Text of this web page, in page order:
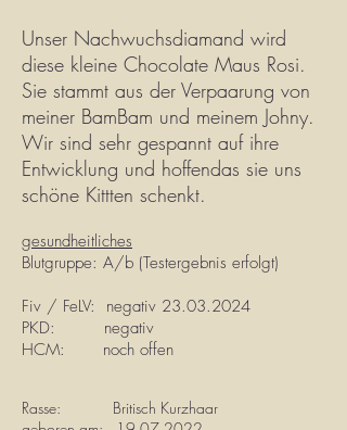
Unser Nachwuchsdiamand wird
diese kleine Chocolate Maus Rosi.
Sie stammt aus der Verpaarung von
meiner BamBam und meinem Johny.
Wir sind sehr gespannt auf ihre
Entwicklung und hoffendas sie uns
schöne Kittten schenkt.
gesundheitliches
Blutgruppe: A/b (Testergebnis erfolgt)
Fiv / FeLV: negativ 23.03.2024
PKD: negativ
HCM: noch offen
Rasse: Britisch Kurzhaar